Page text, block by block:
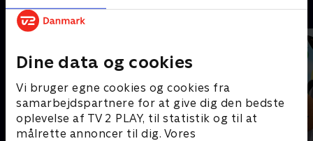
Dine data og cookies
Vi bruger egne cookies og cookies fra
samarbejdspartnere for at give dig den bedste
oplevelse af TV 2 PLAY, til statistik og til at
målrette annoncer til dig. Vores
Andre så også